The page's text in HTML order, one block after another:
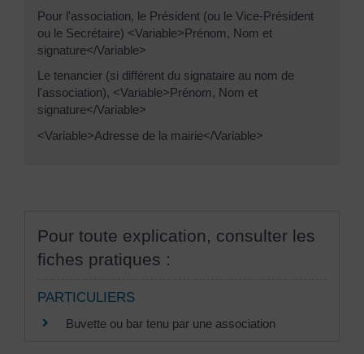
Pour l'association, le Président (ou le Vice-Président
ou le Secrétaire) <Variable>Prénom, Nom et
signature</Variable>
Le tenancier (si différent du signataire au nom de
l'association), <Variable>Prénom, Nom et
signature</Variable>
<Variable>Adresse de la mairie</Variable>
Pour toute explication, consulter les
fiches pratiques :
PARTICULIERS
Buvette ou bar tenu par une association